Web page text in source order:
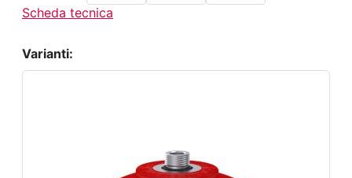
Scheda tecnica
Varianti: